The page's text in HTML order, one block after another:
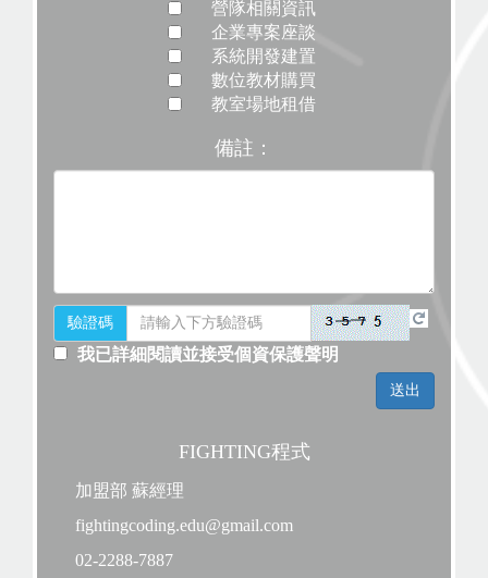
營隊相關資訊
企業專案座談
系統開發建置
數位教材購買
教室場地租借
備註：
驗證碼
我已詳細閱讀並接受個資保護聲明
FIGHTING程式
加盟部 蘇經理
fightingcoding.edu@gmail.com
02-2288-7887